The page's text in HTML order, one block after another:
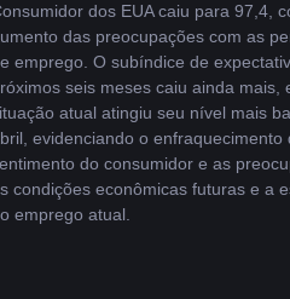
dos EUA caiu para 97,4,
das preocupações com as
emprego. O subíndice de
seis meses caiu ainda mais,
atual atingiu seu nível mais
evidenciando o enfraquecimento
do consumidor e as
condições econômicas futuras e a
emprego atual.